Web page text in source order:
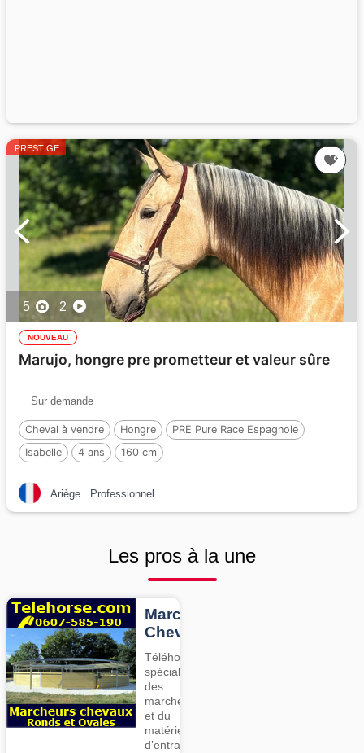
PRESTIGE
5 2
NOUVEAU
Marujo, hongre pre prometteur et valeur sûre
Sur demande
Cheval à vendre Hongre
PRE Pure Race Espagnole
Isabelle
4 ans 160 cm
Ariège Professionnel
Les pros à la une
Marcheurs
Chevaux
Téléhorse,
spécialiste
des
marcheurs
et du
matériel
d’entrainement